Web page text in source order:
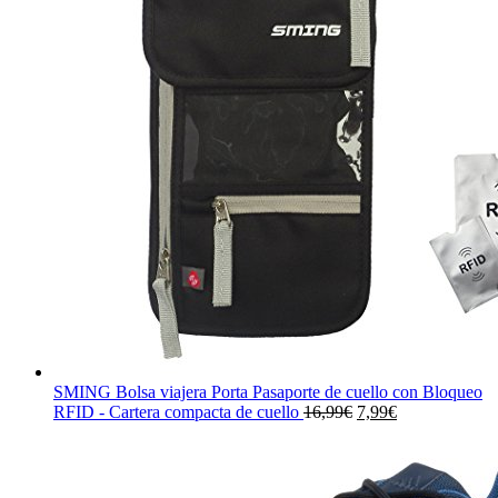
SMING Bolsa viajera Porta Pasaporte de cuello con Bloqueo
RFID - Cartera compacta de cuello 16,99€ El
16,99€.
7,99€El
es:
7,99€.